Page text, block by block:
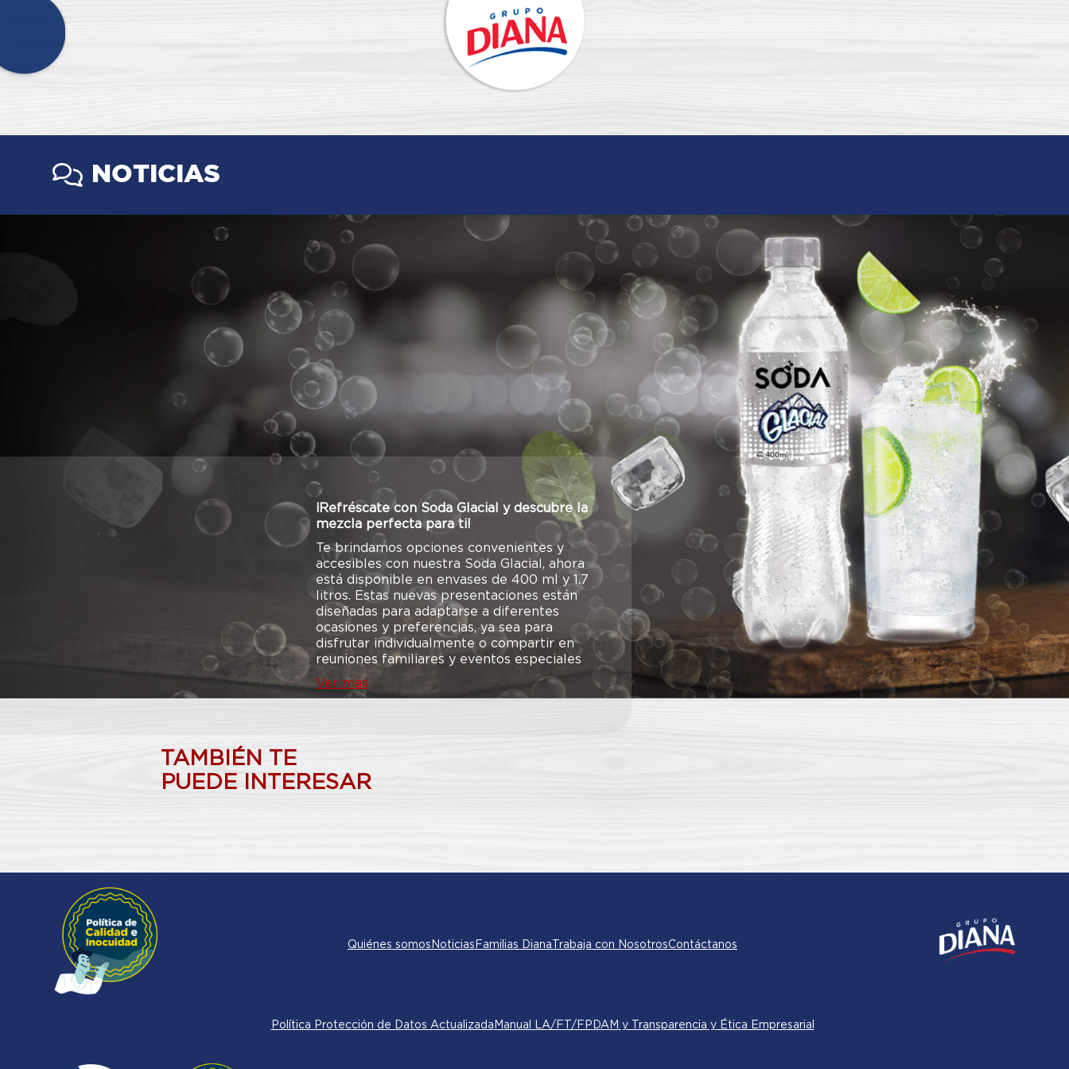
NOTICIAS
¡Refréscate con Soda Glacial y descubre la
mezcla perfecta para ti!
Te brindamos opciones convenientes y
accesibles con nuestra Soda Glacial, ahora
está disponible en envases de 400 ml y 1.7
litros. Estas nuevas presentaciones están
diseñadas para adaptarse a diferentes
ocasiones y preferencias, ya sea para
disfrutar individualmente o compartir en
reuniones familiares y eventos especiales
Ver más
TAMBIÉN TE
PUEDE INTERESAR
Quiénes somos Noticias Familias Diana Trabaja con NosotrosContáctanos
Política Protección de Datos Actualizada Manual LA/FT/FPDAM y Transparencia y Ética Empresarial